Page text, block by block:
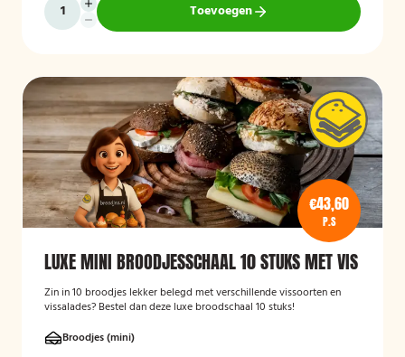
Toevoegen
€43,60
P.S
LUXE MINI BROODJESSCHAAL 10 STUKS MET VIS
Zin in 10 broodjes lekker belegd met verschillende vissoorten en
vissalades? Bestel dan deze luxe broodschaal 10 stuks!
Broodjes (mini)